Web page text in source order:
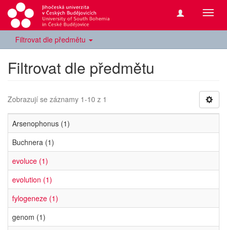
Filtrovat dle předmětu
Filtrovat dle předmětu
Zobrazují se záznamy 1-10 z 1
Arsenophonus (1)
Buchnera (1)
evoluce (1)
evolution (1)
fylogeneze (1)
genom (1)